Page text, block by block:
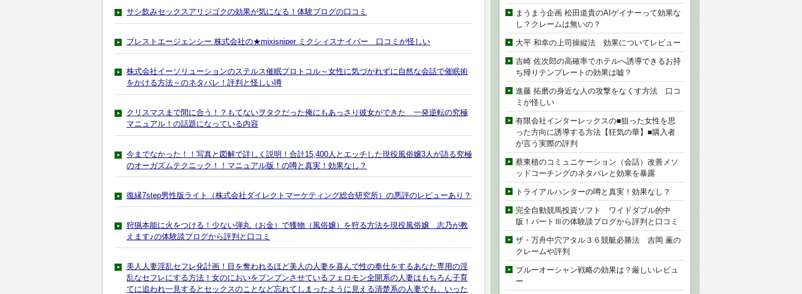
サシ飲みセックスアリジゴクの効果が気になる！体験ブログの口コミ
プレストエージェンシー 株式会社の★mixisniper ミクシィスナイパー 口コミが怪しい
株式会社イーソリューションのステルス催眠プロトコル～女性に気づかれずに自然な会話で催眠術
をかける方法～のネタバレ！評判と怪しい噂
クリスマスまで間に合う！？もてないヲタクだった俺にもあっさり彼女ができた 一発逆転の究極
マニュアル！の話題になっている内容
今までなかった！！写真と図解で詳しく説明！合計15,400人とエッチした現役風俗嬢3人が語る究極
のオーガズムテクニック！！マニュアル版！の噂と真実！効果なし？
復縁7step男性版ライト（株式会社ダイレクトマーケティング総合研究所）の悪評のレビューあり？
狩猟本能に火をつける！少ない弾丸（お金）で獲物（風俗嬢）を狩る方法を現役風俗嬢 志乃が教
えます♪の体験談ブログから評判と口コミ
美人人妻淫乱セフレ化計画！目を奪われるほど美人の人妻を喜んで性の奉仕をするあなた専用の淫
乱なセフレにする方法！女のにおいをプンプンさせているフェロモン全開系の人妻はもちろん子育
てに追われ一見するとセックスのことなど忘れてしまったように見える清楚系の人妻でも、いった
まうまう企画 松田道貴のAIゲイナーって効果な
し？クレームは無いの？
大平 和幸の上司操縦法 効果についてレビュー
吉崎 佐次郎の高確率でホテルへ誘導できるお持
ち帰りテンプレートの効果は嘘？
進藤 拓磨の身近な人の攻撃をなくす方法 口コ
ミが怪しい
有限会社インターレックスの■狙った女性を思
った方向に誘導する方法【狂気の華】■購入者
が言う実際の評判
蔡東植のコミュニケーション（会話）改善メソ
ッドコーチングのネタバレと効果を暴露
トライアルハンターの噂と真実！効果なし？
完全自動競馬投資ソフト ワイドダブル的中
版！パートⅢの体験談ブログから評判と口コミ
ザ・万舟中穴アタル３６競艇必勝法 吉岡 薫の
クレームや評判
ブルーオーシャン戦略の効果は？厳しいレビュ
ー